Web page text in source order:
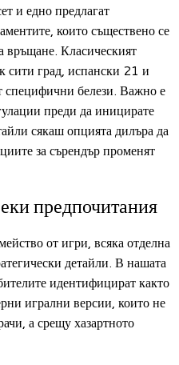
и едно предлагат
които съществено се
връщане. Класическият
сити град, испански 21 и
специфични белези. Важно е
преди да иницирате
сякаш опцията дилъра да
за сърендър променят
предпочитания
от игри, всяка отделна
детайли. В нашата
идентифицират както
игрални версии, които не
а срещу хазартното